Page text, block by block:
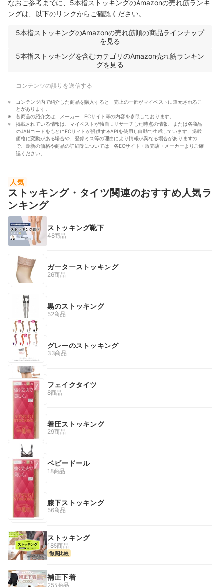
なおご参考までに、5本指ストッキングのAmazonの売れ筋ランキ
ングは、以下のリンクからご確認ください。
5本指ストッキングのAmazonの売れ筋順の商品ラインナップ
を見る
5本指ストッキングを含むカテゴリのAmazon売れ筋ランキン
グを見る
コンテンツの誤りを送信する
コンテンツ内で紹介した商品を購入すると、売上の一部がマイベストに還元されるこ
とがあります。
各商品の紹介文は、メーカー・ECサイト等の内容を参照しております。
掲載されている情報は、マイベストが独自にリサーチした時点の情報、または各商品
のJANコードをもとにECサイトが提供するAPIを使用し自動で生成しています。掲載
価格に変動がある場合や、登録ミス等の理由により情報が異なる場合がありますの
で、最新の価格や商品の詳細等については、各ECサイト・販売店・メーカーよりご確
認ください。
人気
ストッキング・タイツ関連のおすすめ人気ラ
ンキング
ストッキング靴下
48商品
ガーターストッキング
26商品
黒のストッキング
52商品
グレーのストッキング
33商品
フェイクタイツ
8商品
着圧ストッキング
29商品
ベビードール
18商品
膝下ストッキング
56商品
ストッキング
185商品
徹底比較
補正下着
255商品